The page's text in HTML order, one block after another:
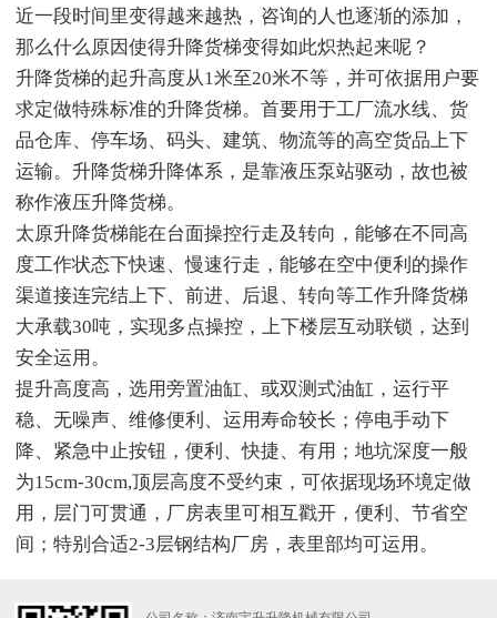
近一段时间里变得越来越热，咨询的人也逐渐的添加，
那么什么原因使得升降货梯变得如此炽热起来呢？
升降货梯的起升高度从1米至20米不等，并可依据用户要
求定做特殊标准的升降货梯。首要用于工厂流水线、货
品仓库、停车场、码头、建筑、物流等的高空货品上下
运输。升降货梯升降体系，是靠液压泵站驱动，故也被
称作液压升降货梯。
太原升降货梯能在台面操控行走及转向，能够在不同高
度工作状态下快速、慢速行走，能够在空中便利的操作
渠道接连完结上下、前进、后退、转向等工作升降货梯
大承载30吨，实现多点操控，上下楼层互动联锁，达到
安全运用。
提升高度高，选用旁置油缸、或双测式油缸，运行平
稳、无噪声、维修便利、运用寿命较长；停电手动下
降、紧急中止按钮，便利、快捷、有用；地坑深度一般
为15cm-30cm,顶层高度不受约束，可依据现场环境定做
用，层门可贯通，厂房表里可相互戳开，便利、节省空
间；特别合适2-3层钢结构厂房，表里部均可运用。